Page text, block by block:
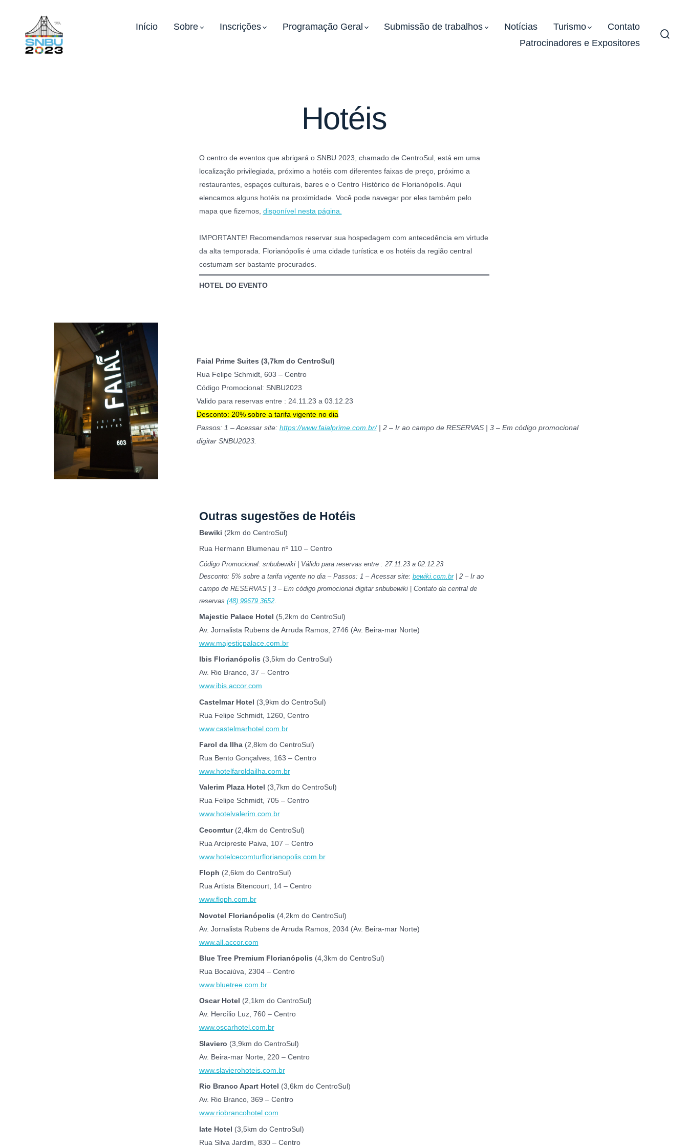
Início Sobre Inscrições Programação Geral Submissão de trabalhos Notícias Turismo
Contato
Patrocinadores e Expositores
Hotéis
O centro de eventos que abrigará o SNBU 2023, chamado de CentroSul, está em uma
localização privilegiada, próximo a hotéis com diferentes faixas de preço, próximo a
restaurantes, espaços culturais, bares e o Centro Histórico de Florianópolis. Aqui
elencamos alguns hotéis na proximidade. Você pode navegar por eles também pelo
mapa que fizemos, disponível nesta página.
IMPORTANTE! Recomendamos reservar sua hospedagem com antecedência em virtude
da alta temporada. Florianópolis é uma cidade turística e os hotéis da região central
costumam ser bastante procurados.
HOTEL DO EVENTO
Faial Prime Suites (3,7km do CentroSul)
Rua Felipe Schmidt, 603 – Centro
Código Promocional: SNBU2023
Valido para reservas entre : 24.11.23 a 03.12.23
Desconto: 20% sobre a tarifa vigente no dia
Passos: 1 – Acessar site: https://www.faialprime.com.br/| 2 – Ir ao campo de RESERVAS | 3 – Em código promocional
digitar SNBU2023.
Outras sugestões de Hotéis
Bewiki (2km do CentroSul)
Rua Hermann Blumenau nº 110 – Centro
Código Promocional: snbubewiki | Válido para reservas entre : 27.11.23 a 02.12.23
Desconto: 5% sobre a tarifa vigente no dia – Passos: 1 – Acessar site: bewiki.com.br| 2 – Ir ao
campo de RESERVAS | 3 – Em código promocional digitar snbubewiki| Contato da central de
reservas (48) 99679 3652.
Majestic Palace Hotel (5,2km do CentroSul)
Av. Jornalista Rubens de Arruda Ramos, 2746 (Av. Beira-mar Norte)
www.majesticpalace.com.br
Ibis Florianópolis (3,5km do CentroSul)
Av. Rio Branco, 37 – Centro
www.ibis.accor.com
Castelmar Hotel (3,9km do CentroSul)
Rua Felipe Schmidt, 1260, Centro
www.castelmarhotel.com.br
Farol da Ilha (2,8km do CentroSul)
Rua Bento Gonçalves, 163 – Centro
www.hotelfaroldailha.com.br
Valerim Plaza Hotel (3,7km do CentroSul)
Rua Felipe Schmidt, 705 – Centro
www.hotelvalerim.com.br
Cecomtur(2,4km do CentroSul)
Rua Arcipreste Paiva, 107 – Centro
www.hotelcecomturflorianopolis.com.br
Floph (2,6km do CentroSul)
Rua Artista Bitencourt, 14 – Centro
www.floph.com.br
Novotel Florianópolis (4,2km do CentroSul)
Av. Jornalista Rubens de Arruda Ramos, 2034 (Av. Beira-mar Norte)
www.all.accor.com
Blue Tree Premium Florianópolis (4,3km do CentroSul)
Rua Bocaiúva, 2304 – Centro
www.bluetree.com.br
Oscar Hotel (2,1km do CentroSul)
Av. Hercílio Luz, 760 – Centro
www.oscarhotel.com.br
Slaviero (3,9km do CentroSul)
Av. Beira-mar Norte, 220 – Centro
www.slavierohoteis.com.br
Rio Branco Apart Hotel (3,6km do CentroSul)
Av. Rio Branco, 369 – Centro
www.riobrancohotel.com
Iate Hotel (3,5km do CentroSul)
Rua Silva Jardim, 830 – Centro